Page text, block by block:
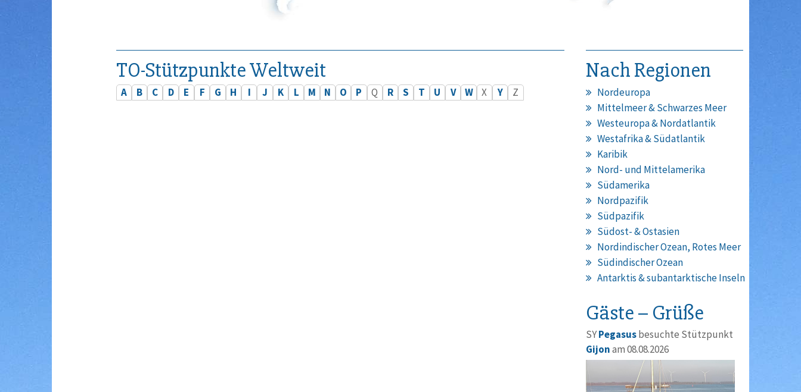
TO-Stützpunkte Weltweit
A B C D E F G H I J K L M N O P Q R S T U V W X Y Z
Nach Regionen
Nordeuropa
Mittelmeer & Schwarzes Meer
Westeuropa & Nordatlantik
Westafrika & Südatlantik
Karibik
Nord- und Mittelamerika
Südamerika
Nordpazifik
Südpazifik
Südost- & Ostasien
Nordindischer Ozean, Rotes Meer
Südindischer Ozean
Antarktis & subantarktische Inseln
Gäste – Grüße
SYPegasusbesuchte Stützpunkt
Gijonam 08.08.2026